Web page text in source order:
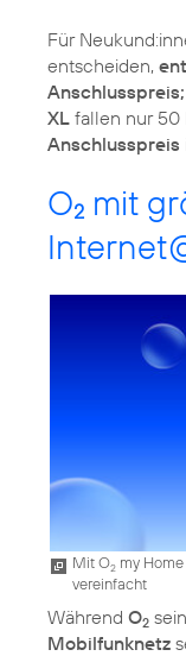
Für
entscheiden,
XL fallen nur 50
Anschlusspreis
O2 mit
Mit O2 my
vereinfacht
Während O2 sein
Mobilfunknetz